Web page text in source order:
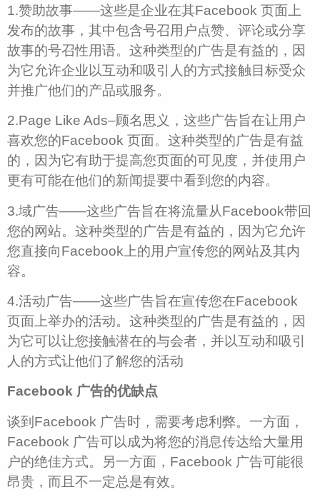
1.赞助故事——这些是企业在其Facebook 页面上
发布的故事，其中包含号召用户点赞、评论或分享
故事的号召性用语。这种类型的广告是有益的，因
为它允许企业以互动和吸引人的方式接触目标受众
并推广他们的产品或服务。
2.Page Like Ads–顾名思义，这些广告旨在让用户
喜欢您的Facebook 页面。这种类型的广告是有益
的，因为它有助于提高您页面的可见度，并使用户
更有可能在他们的新闻提要中看到您的内容。
3.域广告——这些广告旨在将流量从Facebook带回
您的网站。这种类型的广告是有益的，因为它允许
您直接向Facebook上的用户宣传您的网站及其内
容。
4.活动广告——这些广告旨在宣传您在Facebook
页面上举办的活动。这种类型的广告是有益的，因
为它可以让您接触潜在的与会者，并以互动和吸引
人的方式让他们了解您的活动
Facebook 广告的优缺点
谈到Facebook 广告时，需要考虑利弊。一方面，
Facebook 广告可以成为将您的消息传达给大量用
户的绝佳方式。另一方面，Facebook 广告可能很
昂贵，而且不一定总是有效。